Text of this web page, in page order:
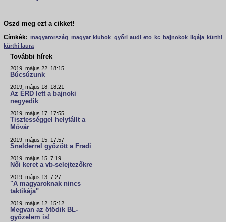
Oszd meg ezt a cikket!
Címkék: magyarország magyar klubok győri audi eto kc bajnokok ligája
kürthi
kürthi laura
További hírek
2019. május 22. 18:15
Búcsúzunk
2019. május 18. 18:21
Az ÉRD lett a bajnoki
negyedik
2019. május 17. 17:55
Tisztességgel helytállt a
Móvár
2019. május 15. 17:57
Snelderrel győzött a Fradi
2019. május 15. 7:19
Női keret a vb-selejtezőkre
2019. május 13. 7:27
"A magyaroknak nincs
taktikája"
2019. május 12. 15:12
Megvan az ötödik BL-
győzelem is!